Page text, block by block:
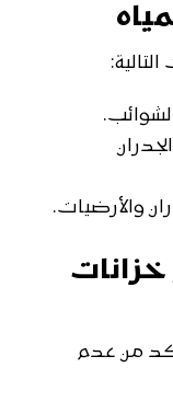
والأرضيات.
من عدم